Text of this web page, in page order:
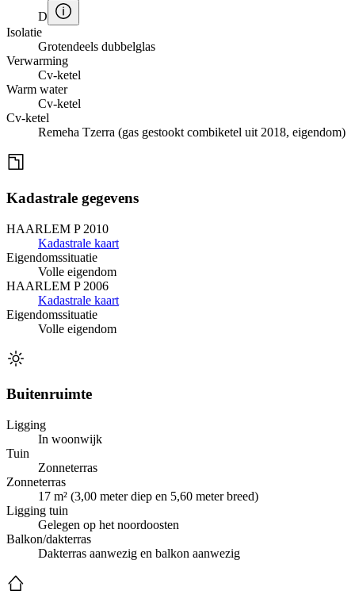
D
Isolatie
Grotendeels dubbelglas
Verwarming
Cv-ketel
Warm water
Cv-ketel
Cv-ketel
Remeha Tzerra (gas gestookt combiketel uit 2018, eigendom)
Kadastrale gegevens
HAARLEM P 2010
Kadastrale kaart
Eigendomssituatie
Volle eigendom
HAARLEM P 2006
Kadastrale kaart
Eigendomssituatie
Volle eigendom
Buitenruimte
Ligging
In woonwijk
Tuin
Zonneterras
Zonneterras
17 m² (3,00 meter diep en 5,60 meter breed)
Ligging tuin
Gelegen op het noordoosten
Balkon/dakterras
Dakterras aanwezig en balkon aanwezig